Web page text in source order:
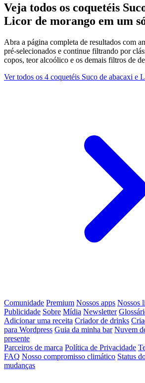
Veja todos os coquetéis
Licor de morango em um
Abra a página completa de resultados com
pré-selecionados e continue filtrando por
copos, teor alcoólico e os demais filtros de
Ver todos os 4 coquetéis Suco de abacaxi e
Comunidade Premium Nossos apps Nossos
Publicidade Sobre Mídia Newsletter
Adicionar uma receita Criador de drinks
para Wordpress Guia da minha bar Nuvem
presente
Parceiros de marca Política de Privacidade
FAQ Nosso compromisso climático Status
mudanças